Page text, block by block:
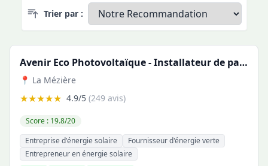
Trier par :
Avenir Eco Photovoltaïque - Installateur de panneaux solaires local depuis 2013
📍 La Mézière
★★★★★ 4.9/5 (249 avis)
Score : 19.8/20
Entreprise d'énergie solaire
Fournisseur d'énergie verte
Entrepreneur en énergie solaire